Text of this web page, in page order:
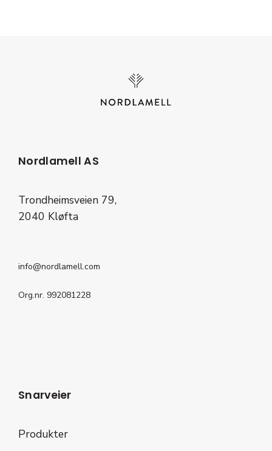
Nordlamell AS
Trondheimsveien 79,
2040 Kløfta
info@nordlamell.com
Org.nr. 992081228
Snarveier
Produkter